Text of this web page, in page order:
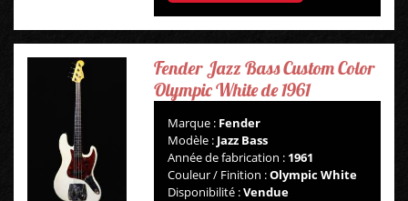
Fender Jazz Bass Custom Color
Olympic White de 1961
Marque : Fender
Modèle : Jazz Bass
Année de fabrication : 1961
Couleur / Finition :Olympic White
Disponibilité :Vendue